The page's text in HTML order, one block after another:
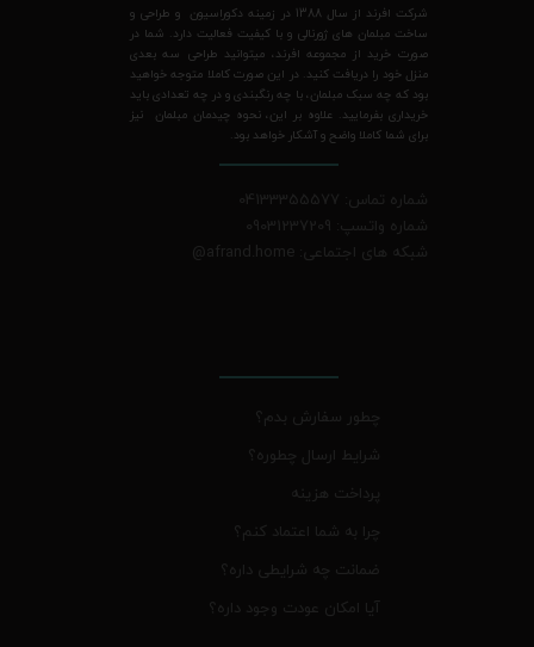
شرکت افرند از سال 1388 در زمینه دکوراسیون و طراحی و
ساخت مبلمان های ژورنالی و با کیفیت فعالیت دارد. شما در
صورت خرید از مجموعه افرند، میتوانید طراحی سه بعدی
منزل خود را دریافت کنید. در این صورت کاملا متوجه خواهید
بود که چه سبک مبلمان، با چه رنگبندی و در چه تعدادی باید
خریداری بفرمایید. علاوه بر این، نحوه چیدمان مبلمان نیز
برای شما کاملا واضح و آشکار خواهد بود.
شماره تماس: 04133355577
شماره واتسپ: 09031237209
شبکه های اجتماعی: afrand.home
@
چطور سفارش بدم؟
شرایط ارسال چطوره؟
پرداخت هزینه
چرا به شما اعتماد کنم؟
ضمانت چه شرایطی داره؟
آیا امکان عودت وجود داره؟